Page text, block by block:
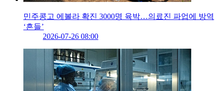
민주콩고 에볼라 확진 3000명 육박…의료진 파업에 방역
‘흔들’
2026-07-26 08:00